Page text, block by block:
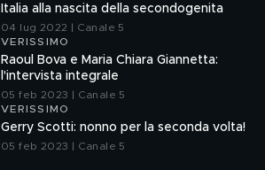
Italia alla nascita della secondogenita
04 lug 2022 | Canale 5
VERISSIMO
Raoul Bova e Maria Chiara Giannetta:
l'intervista integrale
05 feb 2023 | Canale 5
VERISSIMO
Gerry Scotti: nonno per la seconda volta!
05 feb 2023 | Canale 5